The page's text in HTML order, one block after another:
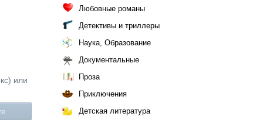
или
Любовные романы
Детективы и триллеры
Наука, Образование
Документальные
Проза
Приключения
Детская литература